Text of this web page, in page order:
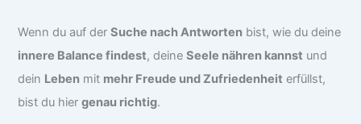
Wenn du auf derSuche nach Antworten bist, wie du deine
innere Balance findest, deineSeele nähren kannst und
dein Leben mit mehr Freude und Zufriedenheit erfüllst,
bist du hiergenau richtig.